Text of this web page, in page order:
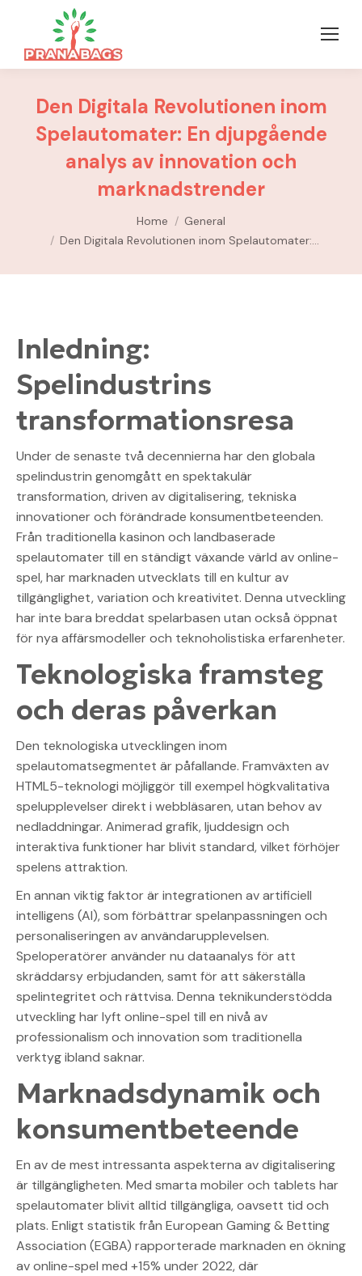
Den Digitala Revolutionen inom
Spelautomater: En djupgående
analys av innovation och
marknadstrender
Home
General
Den Digitala Revolutionen inom Spelautomater:…
Inledning:
Spelindustrins
transformationsresa
Under de senaste två decennierna har den globala
spelindustrin genomgått en spektakulär
transformation, driven av digitalisering, tekniska
innovationer och förändrade konsumentbeteenden.
Från traditionella kasinon och landbaserade
spelautomater till en ständigt växande värld av online-
spel, har marknaden utvecklats till en kultur av
tillgänglighet, variation och kreativitet. Denna utveckling
har inte bara breddat spelarbasen utan också öppnat
för nya affärsmodeller och teknoholistiska erfarenheter.
Teknologiska framsteg
och deras påverkan
Den teknologiska utvecklingen inom
spelautomatsegmentet är påfallande. Framväxten av
HTML5-teknologi möjliggör till exempel högkvalitativa
spelupplevelser direkt i webbläsaren, utan behov av
nedladdningar. Animerad grafik, ljuddesign och
interaktiva funktioner har blivit standard, vilket förhöjer
spelens attraktion.
En annan viktig faktor är integrationen av artificiell
intelligens (AI), som förbättrar spelanpassningen och
personaliseringen av användarupplevelsen.
Speloperatörer använder nu dataanalys för att
skräddarsy erbjudanden, samt för att säkerställa
spelintegritet och rättvisa. Denna teknikunderstödda
utveckling har lyft online-spel till en nivå av
professionalism och innovation som traditionella
verktyg ibland saknar.
Marknadsdynamik och
konsumentbeteende
En av de mest intressanta aspekterna av digitalisering
är tillgängligheten. Med smarta mobiler och tablets har
spelautomater blivit alltid tillgängliga, oavsett tid och
plats. Enligt statistik från European Gaming & Betting
Association (EGBA) rapporterade marknaden en ökning
av online-spel med +15% under 2022, där